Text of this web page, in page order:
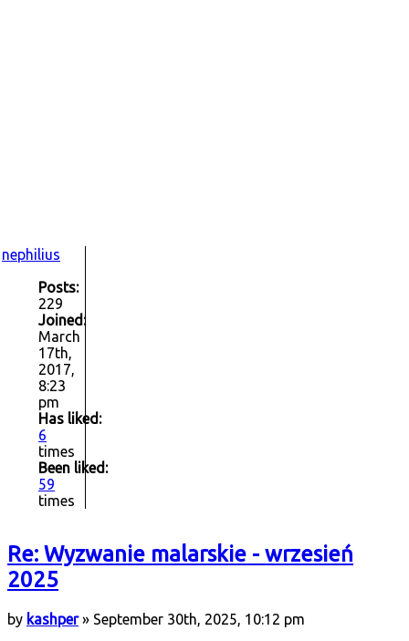
nephilius
Posts:
229
Joined:
March
17th,
2017,
8:23
pm
Has liked:
6
times
Been liked:
59
times
Re: Wyzwanie malarskie - wrzesień
2025
by kashper» September 30th, 2025, 10:12 pm